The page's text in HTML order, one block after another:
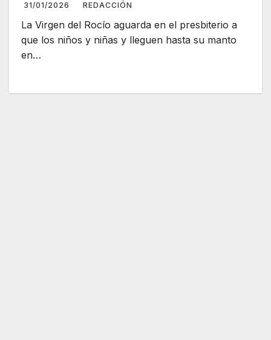
31/01/2026 REDACCIÓN
La Virgen del Rocío aguarda en el presbiterio a
que los niños y niñas y lleguen hasta su manto
en…